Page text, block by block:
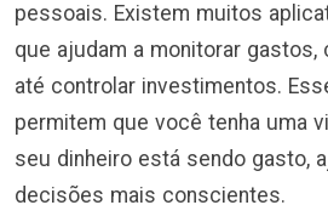
pessoais. Existem muitos
que ajudam a monitorar gastos,
até controlar investimentos.
permitem que você tenha uma
seu dinheiro está sendo gasto,
decisões mais conscientes.